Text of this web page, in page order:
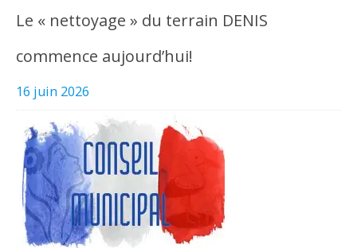
Le « nettoyage » du terrain DENIS
commence aujourd’hui!
16 juin 2026